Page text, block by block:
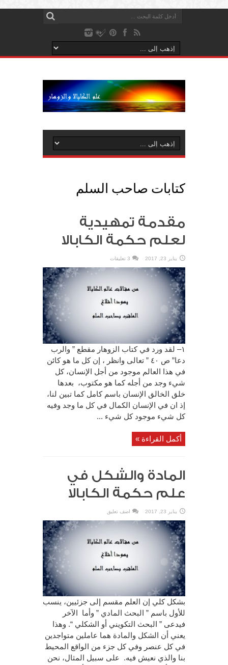
كتابات صاحب السلم
مقدمة تمهيدية
لعلم حكمة الكابالا
يناير 23, 2017 3 تعليقات
١– لقد ورد في كتاب الزوهار مقطع ” والرب
دعا” ص ٤٠ ” تعالى وانظر ، إن كل ما هو كائن
في هذا العالم موجود من أجل الإنسان، كل
شيء وجد من أجله كما هو مكتوب، بعدها
خلق الخالق الإنسان باسم كامل كما تبين لنا،
إذ ان في الإنسان الكمال في كل ما وجد وفيه
كل شيء موجود كل شيء ...
أكمل القراءة »
المادة والشكل في
علم حكمة الكابالا
يناير 23, 2017 اضف تعليق
بشكل كلي إن العلم مقسم إلى جزئيين، ينسب
للأول باسم ” البحث المادي ” وأما الآخر
فيدعى ” البحث التكويني أو الشكلي “. وهذا
يعني أن الشكل والمادة هما عاملين متواجدين
في كل عنصر وفي كل جزء من الواقع المحيط
بنا والذي نعيش فيه. على سبيل المثال، نحن